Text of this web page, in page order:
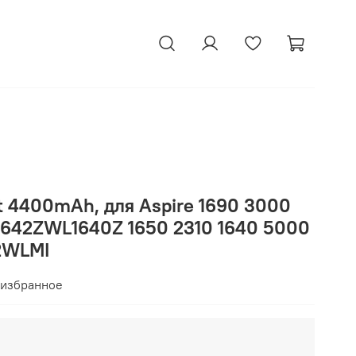
4400mAh, для Aspire 1690 3000
1650 2310 1640 5000